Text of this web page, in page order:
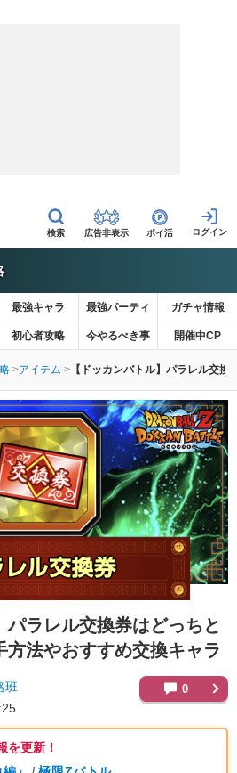
広告非表示 ポイ活
最強キャラ 最強パーティ ガチャ情報
初心者攻略 今やるべき事 開催中CP
アイテム 【ドッカンバトル】パラレル交
パラレル交換券はどっちと
方法やおすすめ交換キャラ
班 0
を更新！